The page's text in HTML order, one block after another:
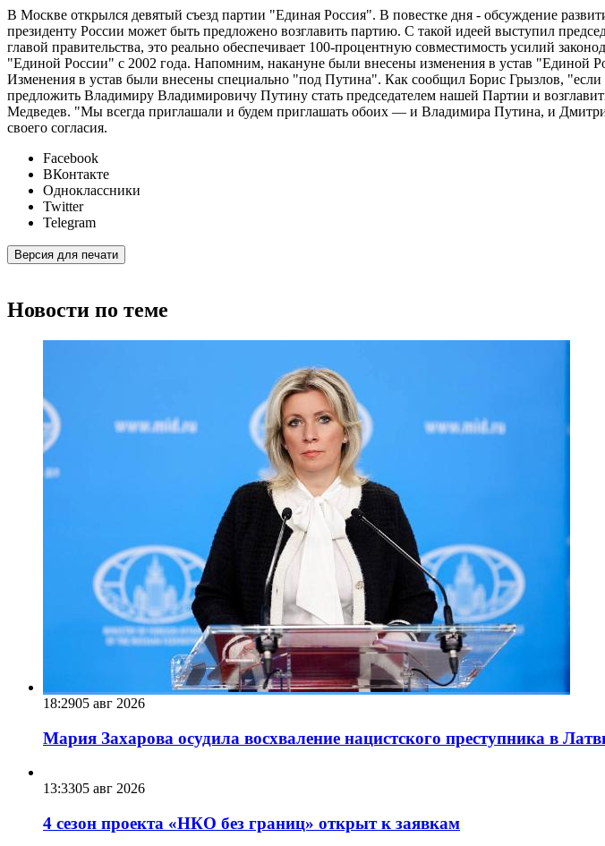
В Москве открылся девятый съезд партии "Единая Россия". В повестке дня - обсуждение
президенту России может быть предложено возглавить партию. С такой идеей выступил
главой правительства, это реально обеспечивает 100-процентную совместимость усилий
"Единой России" с 2002 года. Напомним, накануне были внесены изменения в устав "Единой
Изменения в устав были внесены специально "под Путина". Как сообщил Борис Грызлов,
предложить Владимиру Владимировичу Путину стать председателем нашей Партии и
Медведев. "Мы всегда приглашали и будем приглашать обоих — и Владимира Путина, и
своего согласия.
Facebook
ВКонтакте
Одноклассники
Twitter
Telegram
Версия для печати
Новости по теме
18:2905 авг 2026
Мария Захарова осудила восхваление нацистского преступника в
13:3305 авг 2026
4 сезон проекта «НКО без границ» открыт к заявкам